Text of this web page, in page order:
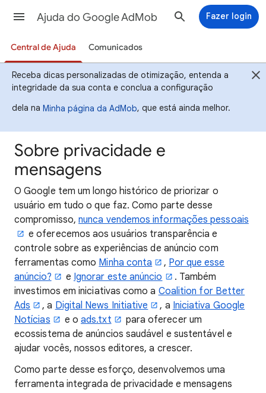
Ajuda do Google AdMob Fazer login
Central de Ajuda Comunicados
Receba dicas personalizadas de otimização, entenda a
integridade da sua conta e conclua a configuração
dela na Minha página da AdMob, que está ainda melhor.
Sobre privacidade e
mensagens
O Google tem um longo histórico de priorizar o
usuário em tudo o que faz. Como parte desse
compromisso,nunca vendemos informações pessoais
e oferecemos aos usuários transparência e
controle sobre as experiências de anúncio com
ferramentas como Minha conta , Por que esse
anúncio?
e Ignorar este anúncio
. Também
investimos em iniciativas como a Coalition for Better
Ads
, a Digital News Initiative , a Iniciativa Google
Notícias
e oads.txt
para oferecer um
ecossistema de anúncios saudável e sustentável e
ajudar vocês, nossos editores, a crescer.
Como parte desse esforço, desenvolvemos uma
ferramenta integrada de privacidade e mensagens